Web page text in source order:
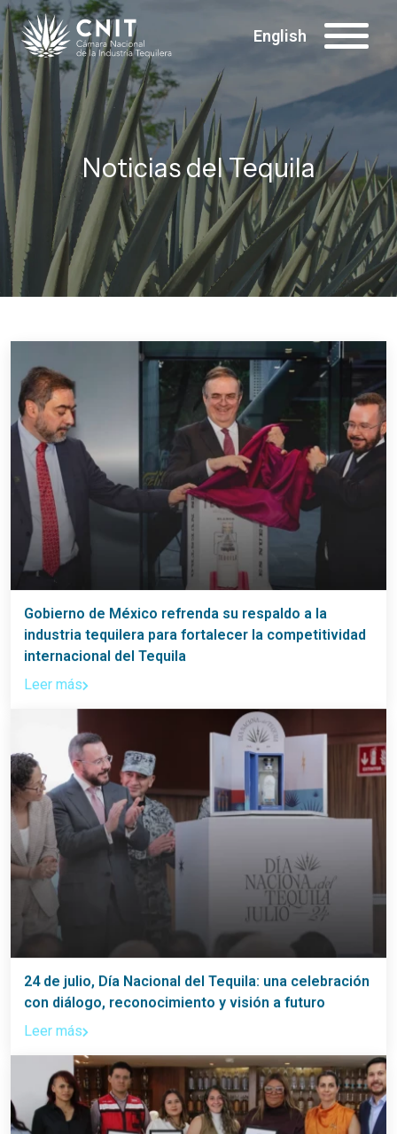
English
Noticias del Tequila
Gobierno de México refrenda su respaldo a la
industria tequilera para fortalecer la competitividad
internacional del Tequila
Leer más
24 de julio, Día Nacional del Tequila: una celebración
con diálogo, reconocimiento y visión a futuro
Leer más